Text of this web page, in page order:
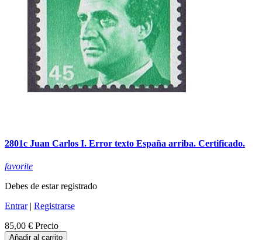
2801c Juan Carlos I. Error texto España arriba. Certificado.
favorite
Debes de estar registrado
Entrar| Registrarse
85,00 € Precio
Añadir al carrito